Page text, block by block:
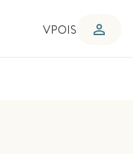
VPOIS